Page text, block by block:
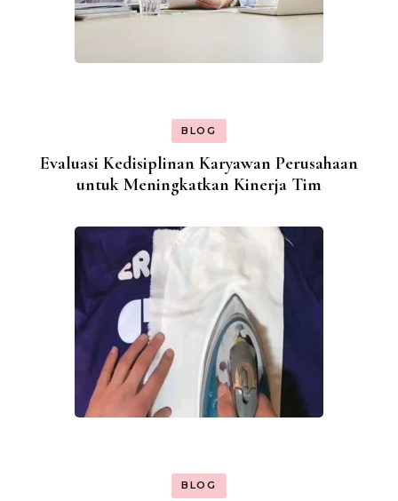
BLOG
Evaluasi Kedisiplinan Karyawan Perusahaan
untuk Meningkatkan Kinerja Tim
BLOG